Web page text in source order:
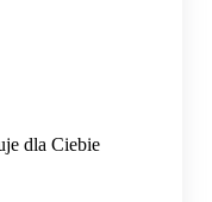
dla Ciebie